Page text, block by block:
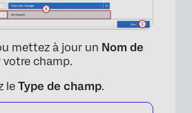
mettez à jour un Nom de
votre champ.
le Type de champ.